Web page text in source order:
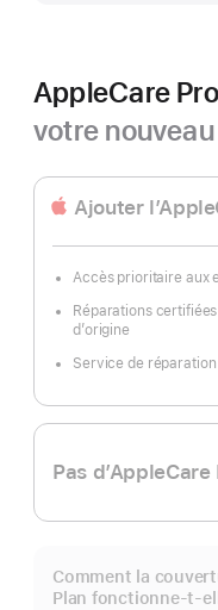
AppleCare
votre
Ajouter
Accès prioritaire aux
Réparations
d’origine
Service de
Pas
Comment la
Plan fonctionne-t-